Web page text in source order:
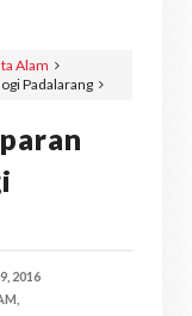
Alam
Padalarang
2016